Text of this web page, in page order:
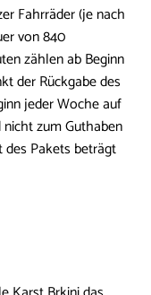
Fahrräder (je nach
von 840
zählen ab Beginn
der Rückgabe des
jeder Woche auf
zum Guthaben
Pakets beträgt